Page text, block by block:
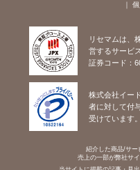
リセマムは、
営するサービ
証券コード：
株式会社イー
者に対して付
受けています。
紹介した商品/サー
売上の一部が弊社サ